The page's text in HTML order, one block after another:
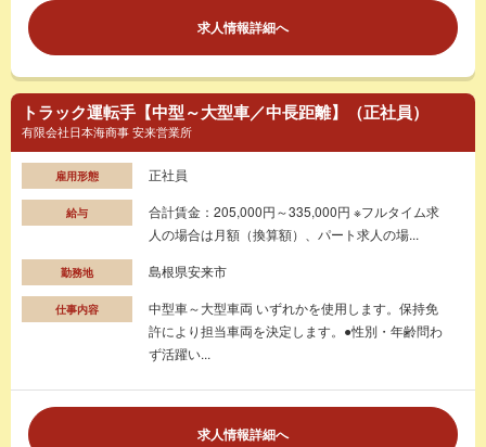
求人情報詳細へ
トラック運転手【中型～大型車／中長距離】（正社員）
有限会社日本海商事 安来営業所
雇用形態 正社員
給与
合計賃金：205,000円～335,000円 ※フルタイム求
人の場合は月額（換算額）、パート求人の場...
勤務地 島根県安来市
仕事内容
中型車～大型車両 いずれかを使用します。保持免
許により担当車両を決定します。●性別・年齢問わ
ず活躍い...
求人情報詳細へ